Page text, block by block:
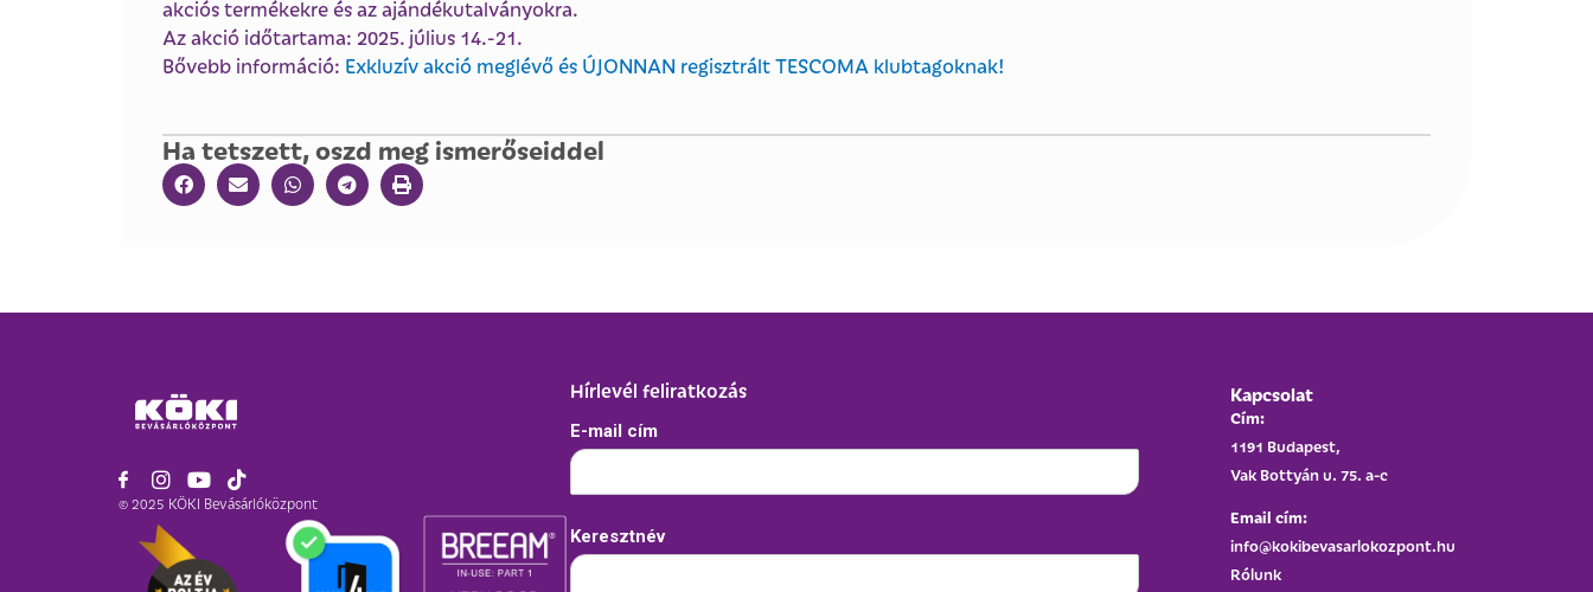
akciós termékekre és az ajándékutalványokra.
Az akció időtartama: 2025. július 14.-21.
Bővebb információ: Exkluzív akció meglévő és ÚJONNAN regisztrált TESCOMA klubtagoknak!
Ha tetszett, oszd meg ismerőseiddel
© 2025 KÖKI Bevásárlóközpont
Hírlevél feliratkozás
E-mail cím
Keresztnév
Kapcsolat
Cím:
1191 Budapest,
Vak Bottyán u. 75. a-c
Email cím:
info@kokibevasarlokozpont.hu
Rólunk